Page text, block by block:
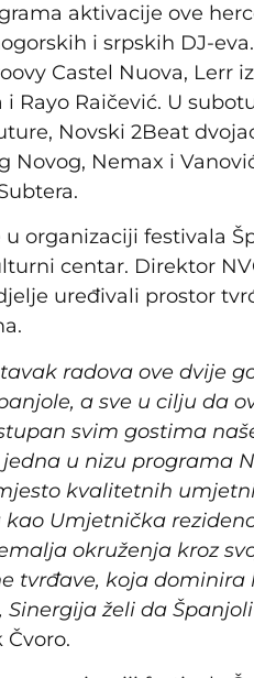
aktivacije ove
i srpskih DJ-
Castel Nuova, Lerr
Rayo Raičević. U
Novski 2Beat
Novog, Nemax i
organizaciji festivala
centar. Direktor
uređivali prostor
radova ove dvije
a sve u cilju da
svim gostima
jedna u nizu programa
kvalitetnih
Umjetnička
okruženja kroz
tvrđave, koja
želi da
Čvoro.